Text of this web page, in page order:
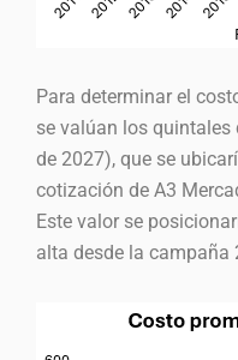
Para determinar el
se valúan los
de 2027), que se
cotización de A3
Este valor se
alta desde la campaña